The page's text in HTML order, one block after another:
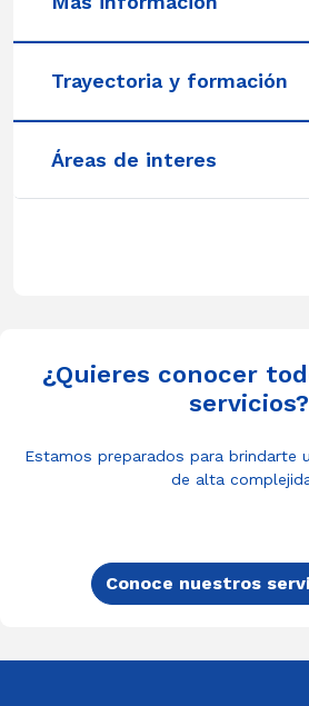
Trayectoria y formación
Áreas de interes
¿Quieres conocer
servicios?
Estamos preparados para brindarte
de alta
Conoce nuestros